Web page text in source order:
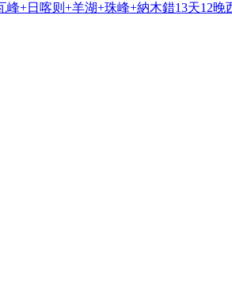
+日喀则+羊湖+珠峰+納木錯13天12晚